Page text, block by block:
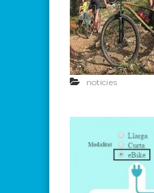
notícies